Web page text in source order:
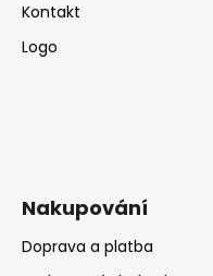
Kontakt
Logo
Nakupování
Doprava a platba